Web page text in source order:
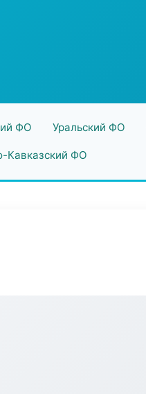
ФО Уральский ФО
Кавказский ФО